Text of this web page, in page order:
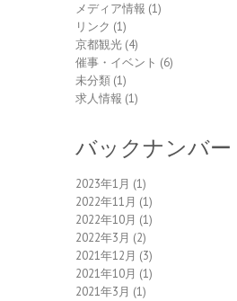
メディア情報 (1)
リンク (1)
京都観光 (4)
催事・イベント (6)
未分類 (1)
求人情報 (1)
バックナンバー
2023年1月 (1)
2022年11月 (1)
2022年10月 (1)
2022年3月 (2)
2021年12月 (3)
2021年10月 (1)
2021年3月 (1)